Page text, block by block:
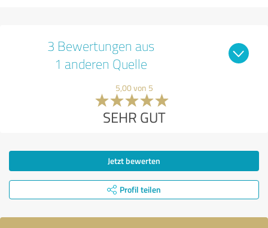
3 Bewertungen aus
1 anderen Quelle
5,00 von 5
SEHR GUT
Jetzt bewerten
Profil teilen